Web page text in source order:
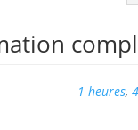
1 heures,